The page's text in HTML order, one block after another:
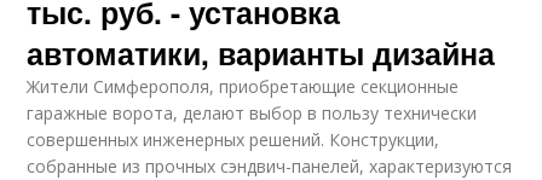
тыс. руб. - установка
автоматики, варианты дизайна
Жители Симферополя, приобретающие секционные
гаражные ворота, делают выбор в пользу технически
совершенных инженерных решений. Конструкции,
собранные из прочных сэндвич-панелей, характеризуются